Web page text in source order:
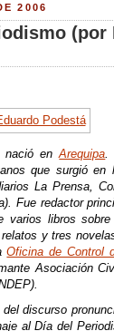
2006
(por
nació enArequipa.
que surgió
La Prensa,
Fue redactor
varios libros sobre
y tres
Oficina de Control
Asociación
discurso
al Día del